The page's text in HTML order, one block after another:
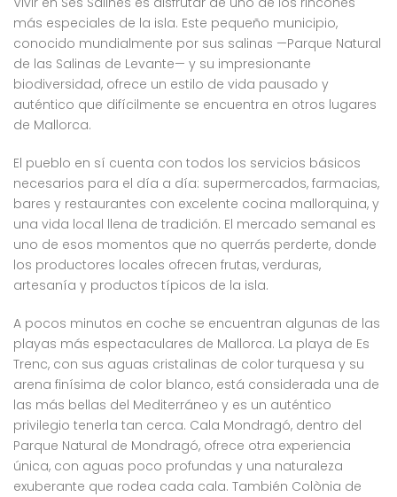
más especiales de la isla. Este pequeño municipio,
conocido mundialmente por sus salinas —Parque Natural
de las Salinas de Levante— y su impresionante
biodiversidad, ofrece un estilo de vida pausado y
auténtico que difícilmente se encuentra en otros lugares
de Mallorca.
El pueblo en sí cuenta con todos los servicios básicos
necesarios para el día a día: supermercados, farmacias,
bares y restaurantes con excelente cocina mallorquina, y
una vida local llena de tradición. El mercado semanal es
uno de esos momentos que no querrás perderte, donde
los productores locales ofrecen frutas, verduras,
artesanía y productos típicos de la isla.
A pocos minutos en coche se encuentran algunas de las
playas más espectaculares de Mallorca. La playa de Es
Trenc, con sus aguas cristalinas de color turquesa y su
arena finísima de color blanco, está considerada una de
las más bellas del Mediterráneo y es un auténtico
privilegio tenerla tan cerca. Cala Mondragó, dentro del
Parque Natural de Mondragó, ofrece otra experiencia
única, con aguas poco profundas y una naturaleza
exuberante que rodea cada cala. También Colònia de